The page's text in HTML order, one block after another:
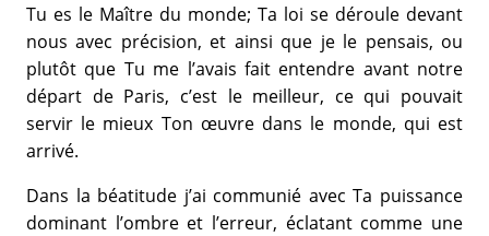
Tu es le Maître du monde; Ta loi se déroule devant
nous avec précision, et ainsi que je le pensais, ou
plutôt que Tu me l’avais fait entendre avant notre
départ de Paris, c’est le meilleur, ce qui pouvait
servir le mieux Ton œuvre dans le monde, qui est
arrivé.
Dans la béatitude j’ai communié avec Ta puissance
dominant l’ombre et l’erreur, éclatant comme une